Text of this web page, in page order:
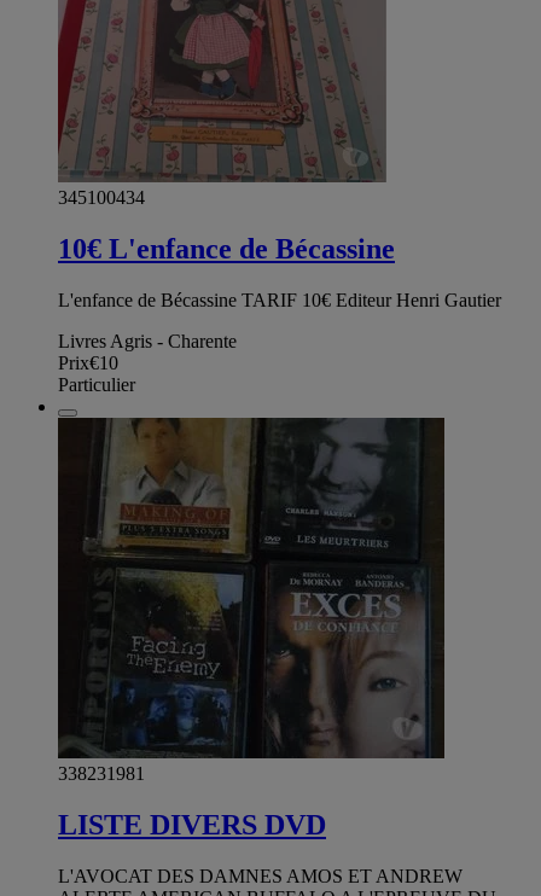
345100434
10€ L'enfance de Bécassine
L'enfance de Bécassine TARIF 10€ Editeur Henri Gautier
Livres Agris - Charente
Prix€10
Particulier
338231981
LISTE DIVERS DVD
L'AVOCAT DES DAMNES AMOS ET ANDREW